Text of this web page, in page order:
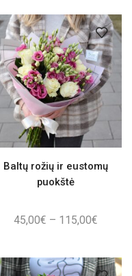
Baltų rožių ir eustomų
puokštė
45,00€ – 115,00€Price
through